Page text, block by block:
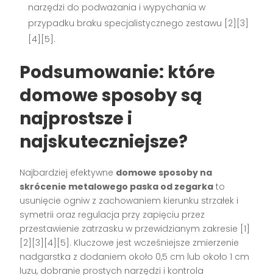
narzędzi do podważania i wypychania w
przypadku braku specjalistycznego zestawu [2][3]
[4][5].
Podsumowanie: które
domowe sposoby są
najprostsze i
najskuteczniejsze?
Najbardziej efektywne domowe sposoby na
skrócenie metalowego paska od zegarka to
usunięcie ogniw z zachowaniem kierunku strzałek i
symetrii oraz regulacja przy zapięciu przez
przestawienie zatrzasku w przewidzianym zakresie [1]
[2][3][4][5]. Kluczowe jest wcześniejsze zmierzenie
nadgarstka z dodaniem około 0,5 cm lub około 1 cm
luzu, dobranie prostych narzędzi i kontrola